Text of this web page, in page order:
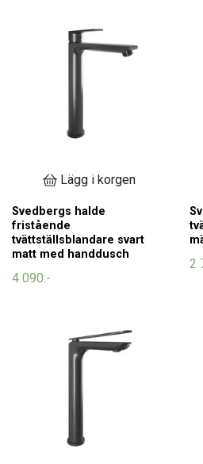
Lägg i korgen
Svedbergs halde
fristående
tvättställsblandare svart
matt med handdusch
4 090:-
2